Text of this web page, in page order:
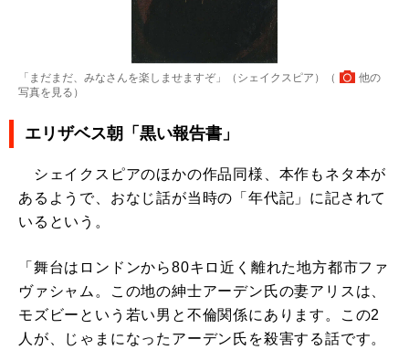
「まだまだ、みなさんを楽しませますぞ」（シェイクスピア）（
他の
写真を見る ）
エリザベス朝「黒い報告書」
シェイクスピアのほかの作品同様、本作もネタ本が
あるようで、おなじ話が当時の「年代記」に記されて
いるという。
「舞台はロンドンから80キロ近く離れた地方都市ファ
ヴァシャム。この地の紳士アーデン氏の妻アリスは、
モズビーという若い男と不倫関係にあります。この2
人が、じゃまになったアーデン氏を殺害する話です。